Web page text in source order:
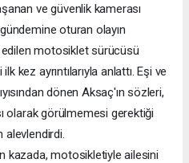
ve güvenlik kamerası
oturan olayın
motosiklet sürücüsü
kez ayrıntılarıyla anlattı. Eşi ve
dönen Aksaç'ın sözleri,
olarak görülmemesi gerektiği
alevlendirdi.
kazada, motosikletiyle ailesini